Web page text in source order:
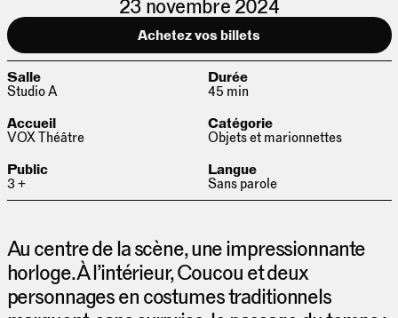
23 novembre 2024
Achetez vos billets
Salle
Studio A
Durée
45 min
Accueil
VOX Théâtre
Catégorie
Objets et marionnettes
Public
3 +
Langue
Sans parole
Au centre de la scène, une impressionnante
horloge. À l’intérieur, Coucou et deux
personnages en costumes traditionnels